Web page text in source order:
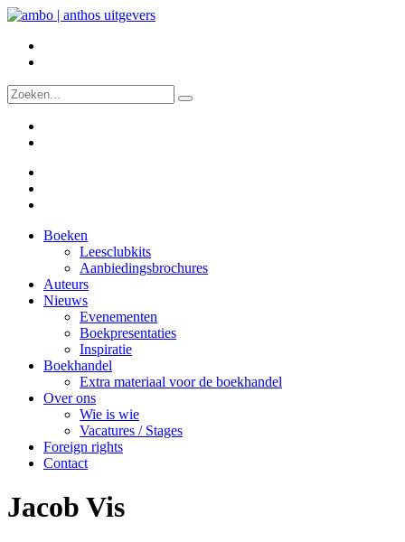
Boeken
Leesclubkits
Aanbiedingsbrochures
Auteurs
Nieuws
Evenementen
Boekpresentaties
Inspiratie
Boekhandel
Extra materiaal voor de boekhandel
Over ons
Wie is wie
Vacatures / Stages
Foreign rights
Contact
Jacob Vis